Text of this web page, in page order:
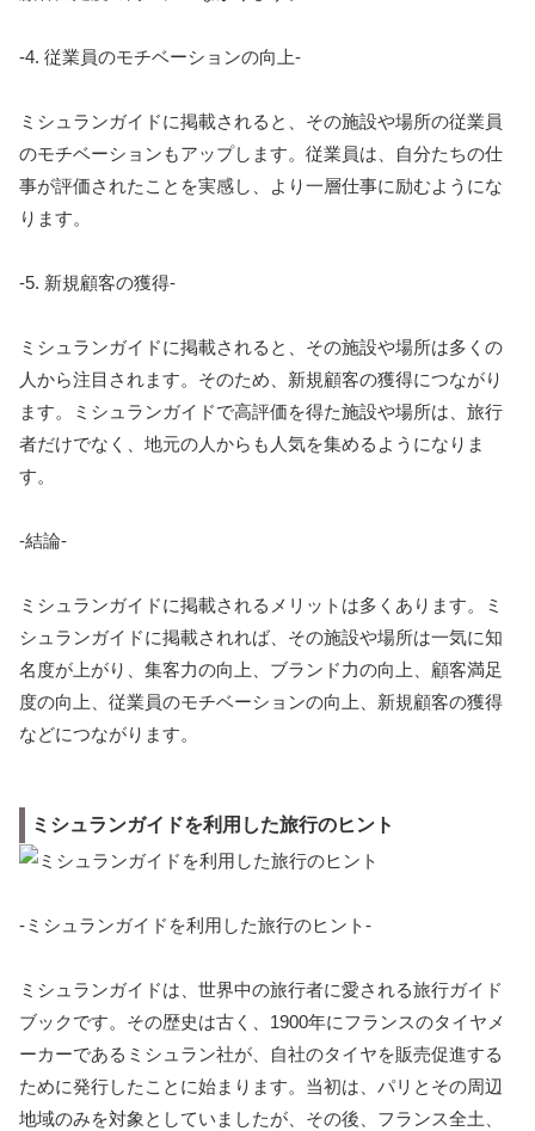
-4. 従業員のモチベーションの向上-
ミシュランガイドに掲載されると、その施設や場所の従業員
のモチベーションもアップします。従業員は、自分たちの仕
事が評価されたことを実感し、より一層仕事に励むようにな
ります。
-5. 新規顧客の獲得-
ミシュランガイドに掲載されると、その施設や場所は多くの
人から注目されます。そのため、新規顧客の獲得につながり
ます。ミシュランガイドで高評価を得た施設や場所は、旅行
者だけでなく、地元の人からも人気を集めるようになりま
す。
-結論-
ミシュランガイドに掲載されるメリットは多くあります。ミ
シュランガイドに掲載されれば、その施設や場所は一気に知
名度が上がり、集客力の向上、ブランド力の向上、顧客満足
度の向上、従業員のモチベーションの向上、新規顧客の獲得
などにつながります。
ミシュランガイドを利用した旅行のヒント
-ミシュランガイドを利用した旅行のヒント-
ミシュランガイドは、世界中の旅行者に愛される旅行ガイド
ブックです。その歴史は古く、1900年にフランスのタイヤメ
ーカーであるミシュラン社が、自社のタイヤを販売促進する
ために発行したことに始まります。当初は、パリとその周辺
地域のみを対象としていましたが、その後、フランス全土、